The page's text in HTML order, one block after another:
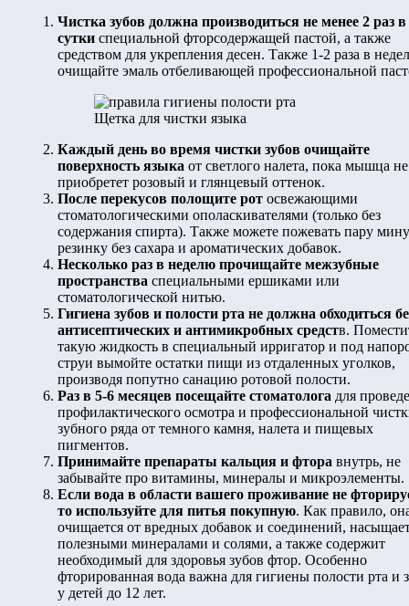
Чистка зубов должна производиться не менее 2 раз в
сутки специальной фторсодержащей пастой, а также
средством для укрепления десен. Также 1-2 раза в
очищайте эмаль отбеливающей профессиональной
Щетка для чистки языка
Каждый день во время чистки зубов очищайте
поверхность языка от светлого налета, пока мышца не
приобретет розовый и глянцевый оттенок.
После перекусов полощите рот освежающими
стоматологическими ополаскивателями (только без
содержания спирта). Также можете пожевать пару
резинку без сахара и ароматических добавок.
Несколько раз в неделю прочищайте межзубные
пространства специальными ершиками или
стоматологической нитью.
Гигиена зубов и полости рта не должна обходиться
антисептических и антимикробных средств.
такую жидкость в специальный ирригатор и под
струи вымойте остатки пищи из отдаленных уголков,
производя попутно санацию ротовой полости.
Раз в 5-6 месяцев посещайте стоматолога для
профилактического осмотра и профессиональной
зубного ряда от темного камня, налета и пищевых
пигментов.
Принимайте препараты кальция и фтора внутрь, не
забывайте про витамины, минералы и микроэлементы.
Если вода в области вашего проживание не
то используйте для питья покупную. Как правило,
очищается от вредных добавок и соединений,
полезными минералами и солями, а также содержит
необходимый для здоровья зубов фтор. Особенно
фторированная вода важна для гигиены полости рта и
у детей до 12 лет.